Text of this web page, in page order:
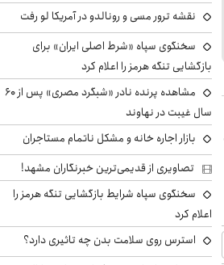
نقشه ترور مسی و رونالدو در آمریکا لو رفت
سخنگوی سپاه «شرط اصلی ایران» برای
بازگشایی تنگه هرمز را اعلام کرد
مشاهده پرنده نادر «شبگرد مصری» پس از ۶۰
سال غیبت در نهاوند
بازار اجاره خانه و مشکل ناتمام مستاجران
تصاویری از قدیمی‌ترین خبرنگاران مشهد!
سخنگوی سپاه شرایط بازگشایی تنگه هرمز را
اعلام کرد
استرس روی سلامت بدن چه تاثیری دارد؟